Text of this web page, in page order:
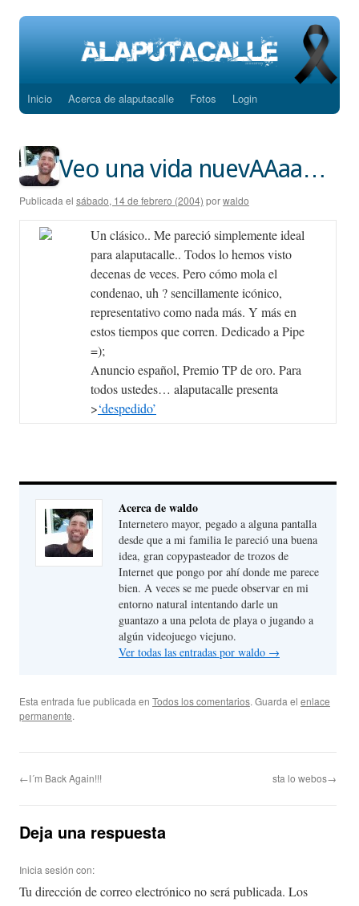
Saltar
contenido
Inicio Acerca de alaputacalle Fotos Login
Veo una vida nuevAAaa…
Publicada el sábado, 14 de febrero (2004) porwaldo
Un clásico.. Me pareció simplemente ideal
para alaputacalle.. Todos lo hemos visto
decenas de veces. Pero cómo mola el
condenao, uh ? sencillamente icónico,
representativo como nada más. Y más en
estos tiempos que corren. Dedicado a Pipe
=);
Anuncio español, Premio TP de oro. Para
todos ustedes… alaputacalle presenta
>‘despedido’
Acerca de waldo
Internetero mayor, pegado a alguna pantalla
desde que a mi familia le pareció una buena
idea, gran copypasteador de trozos de
Internet que pongo por ahí donde me parece
bien. A veces se me puede observar en mi
entorno natural intentando darle un
guantazo a una pelota de playa o jugando a
algún videojuego viejuno.
Ver todas las entradas por waldo →
Esta entrada fue publicada en Todos los comentarios. Guarda el enlace
permanente.
←I´m Back Again!!! sta lo webos→
Deja una respuesta
Inicia sesión con:
Tu dirección de correo electrónico no será publicada. Los